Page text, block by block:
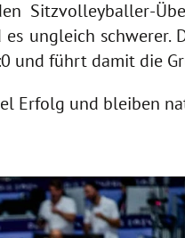
Sitzvolleyballer-
ungleich
und führt damit die
Erfolg und bleiben